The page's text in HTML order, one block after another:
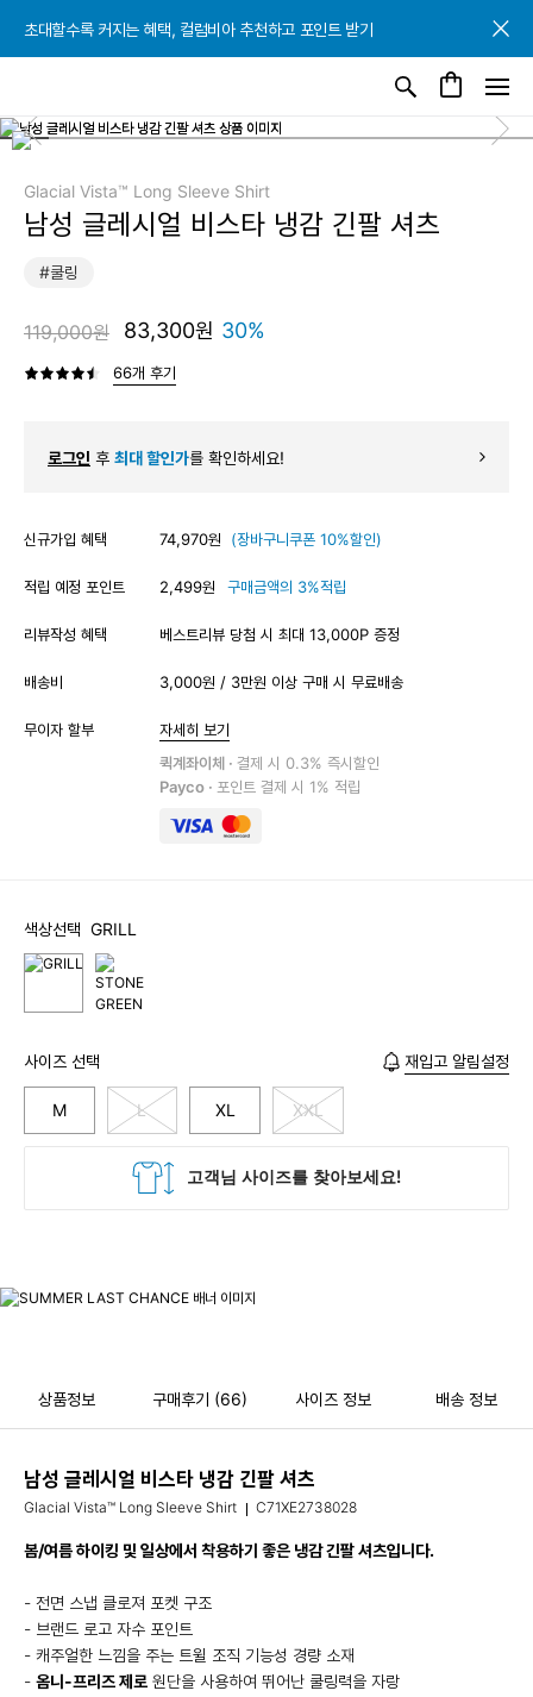
초대할수록 커지는 혜택, 컬럼비아 추천하고 포인트 받기
초대할수록 커지는 혜택, 컬럼비아 추천하고 포인트 받기
초대할수록 커지는 혜택, 컬럼비아 추천하고 포인트 받기
Glacial Vista™ Long Sleeve Shirt
남성 글레시얼 비스타 냉감 긴팔 셔츠
#쿨링
119,000원 83,300원 30%
66개 후기
로그인 후 최대 할인가를 확인하세요!
신규가입 혜택 74,970원 (장바구니쿠폰 10%할인)
적립 예정 포인트 2,499원 구매금액의 3%적립
리뷰작성 혜택 베스트리뷰 당첨 시 최대 13,000P 증정
배송비 3,000원 / 3만원 이상 구매 시 무료배송
무이자 할부
자세히 보기
퀵계좌이체 · 결제 시 0.3% 즉시할인
Payco · 포인트 결제 시 1% 적립
색상선택 GRILL
사이즈 선택 재입고 알림설정
M L XL XXL
상품정보 구매후기 (66) 사이즈 정보 배송 정보
남성 글레시얼 비스타 냉감 긴팔 셔츠
Glacial Vista™ Long Sleeve Shirt C71XE2738028
봄/여름 하이킹 및 일상에서 착용하기 좋은 냉감 긴팔 셔츠입니다.
- 전면 스냅 클로져 포켓 구조
- 브랜드 로고 자수 포인트
- 캐주얼한 느낌을 주는 트윌 조직 기능성 경량 소재
- 옴니-프리즈 제로 원단을 사용하여 뛰어난 쿨링력을 자랑